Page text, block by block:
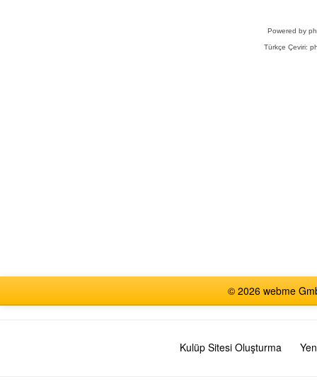
Powered by
Türkçe Çeviri:
© 2026 webme
Kulüp Sitesi Oluşturma